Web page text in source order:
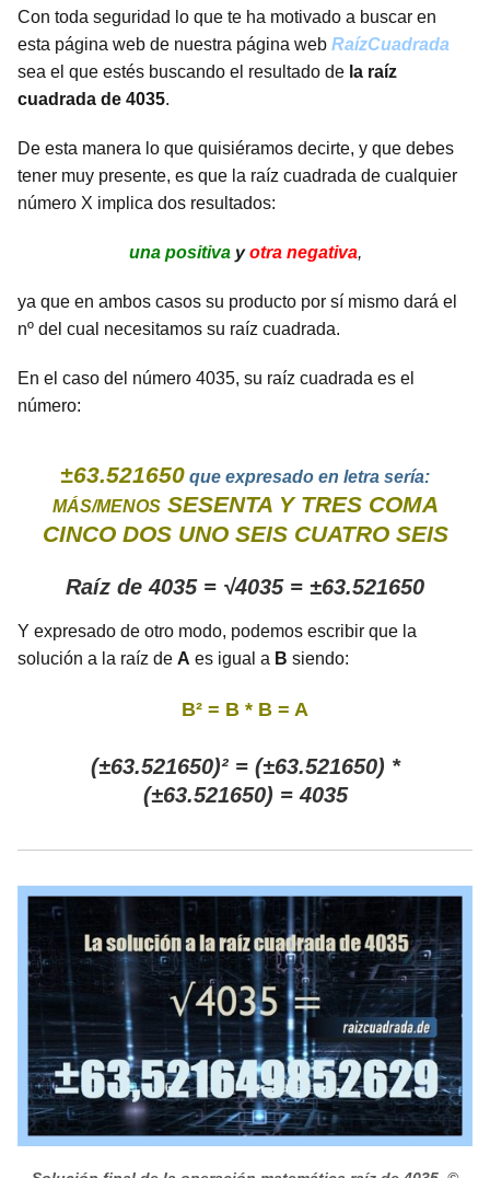
Con toda seguridad lo que te ha motivado a buscar en
esta página web de nuestra página web RaízCuadrada
sea el que estés buscando el resultado de la raíz
cuadrada de 4035.
De esta manera lo que quisiéramos decirte, y que debes
tener muy presente, es que la raíz cuadrada de cualquier
número X implica dos resultados:
una positivayotra negativa,
ya que en ambos casos su producto por sí mismo dará el
nº del cual necesitamos su raíz cuadrada.
En el caso del número 4035, su raíz cuadrada es el
número:
±63.521650 que expresado en letra sería:
MÁS/MENOS SESENTA Y TRES COMA
CINCO DOS UNO SEIS CUATRO SEIS
Raíz de 4035 = √4035 = ±63.521650
Y expresado de otro modo, podemos escribir que la
solución a la raíz de A es igual a B siendo:
B² = B * B = A
(±63.521650)² = (±63.521650) *
(±63.521650) = 4035